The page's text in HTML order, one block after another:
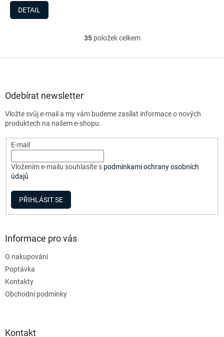
DETAIL
O
l
p
v
v
u
35položek celkem
Odebírat newsletter
Vložte svůj e-mail a my vám budeme zasílat informace o nových
produktech na našem e-shopu.
E-mail
Vložením e-mailu souhlasíte s podmínkami ochrany osobních
údajů
PŘIHLÁSIT SE
Informace pro vás
O nakupování
Poptávka
Kontakty
Obchodní podmínky
Kontakt